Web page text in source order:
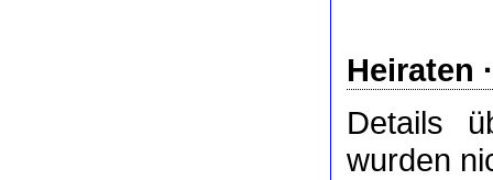
Heiraten
Details
wurden